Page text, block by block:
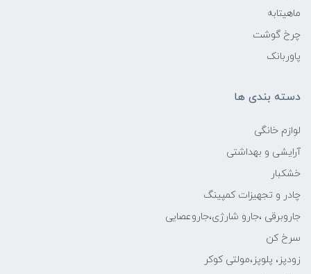
ماهیتابه
چرخ گوشت
پاوربانک
دسته بندی ها
لوازم خانگی
آرایشی و بهداشتی
خشکبار
چادر و تجهیزات کمپینگ
جاروبرقی ،جارو شارژی،جاروعصایی
سرخ کن
زودپز، پلوپز،مولتی کوکر